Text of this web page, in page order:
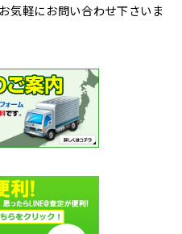
気軽にお問い合わせ下さいま